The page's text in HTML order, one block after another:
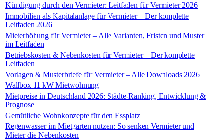
Kündigung durch den Vermieter: Leitfaden für Vermieter 2026
Immobilien als Kapitalanlage für Vermieter – Der komplette
Leitfaden 2026
Mieterhöhung für Vermieter – Alle Varianten, Fristen und Muster
im Leitfaden
Betriebskosten & Nebenkosten für Vermieter – Der komplette
Leitfaden
Vorlagen & Musterbriefe für Vermieter – Alle Downloads 2026
Wallbox 11 kW Mietwohnung
Mietpreise in Deutschland 2026: Städte-Ranking, Entwicklung &
Prognose
Gemütliche Wohnkonzepte für den Essplatz
Regenwasser im Mietgarten nutzen: So senken Vermieter und
Mieter die Nebenkosten